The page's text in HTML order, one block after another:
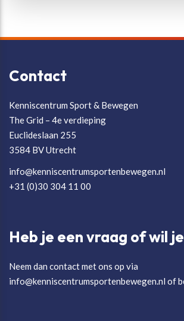
Contact
Kenniscentrum Sport & Bewegen
The Grid – 4e verdieping
Euclideslaan 255
3584 BV Utrecht
info@kenniscentrumsportenbewegen.nl
+31 (0)30 304 11 00
Heb je een vraag of wil
Neem dan contact met ons op via
info@kenniscentrumsportenbewegen.nl of